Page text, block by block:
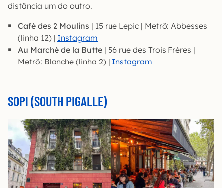
distância um do outro.
Café des 2 Moulins | 15 rue Lepic | Metrô: Abbesses
(linha 12) | Instagram
Au Marché de la Butte | 56 rue des Trois Frères |
Metrô: Blanche (linha 2) | Instagram
SOPI (SOUTH PIGALLE)